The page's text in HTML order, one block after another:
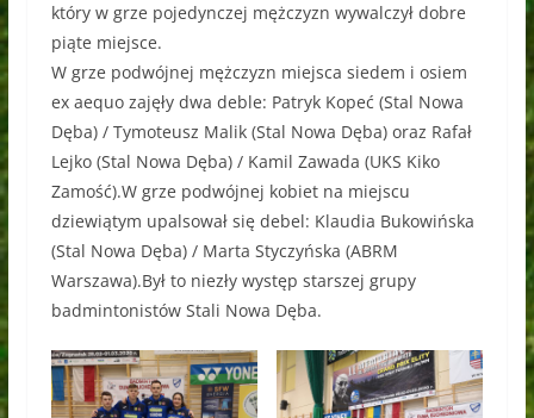
który w grze pojedynczej mężczyzn wywalczył dobre
piąte miejsce.
W grze podwójnej mężczyzn miejsca siedem i osiem
ex aequo zajęły dwa deble: Patryk Kopeć (Stal Nowa
Dęba) / Tymoteusz Malik (Stal Nowa Dęba) oraz Rafał
Lejko (Stal Nowa Dęba) / Kamil Zawada (UKS Kiko
Zamość).W grze podwójnej kobiet na miejscu
dziewiątym upalsował się debel: Klaudia Bukowińska
(Stal Nowa Dęba) / Marta Styczyńska (ABRM
Warszawa).Był to niezły występ starszej grupy
badmintonistów Stali Nowa Dęba.